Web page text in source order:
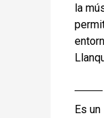
la
Es